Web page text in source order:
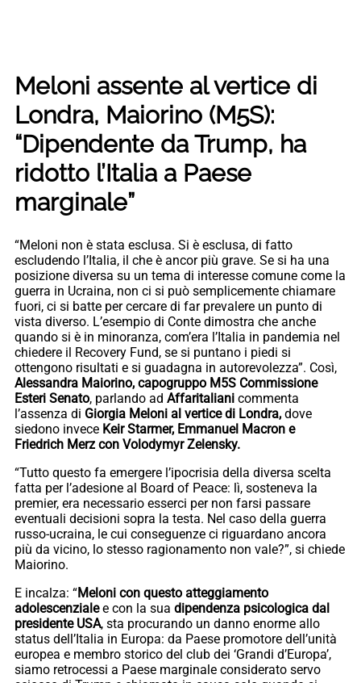
Meloni assente al vertice di
Londra, Maiorino (M5S):
“Dipendente da Trump, ha
ridotto l’Italia a Paese
marginale”
“Meloni non è stata esclusa. Si è esclusa, di fatto
escludendo l’Italia, il che è ancor più grave. Se si ha una
posizione diversa su un tema di interesse comune come la
guerra in Ucraina, non ci si può semplicemente chiamare
fuori, ci si batte per cercare di far prevalere un punto di
vista diverso. L’esempio di Conte dimostra che anche
quando si è in minoranza, com’era l’Italia in pandemia nel
chiedere il Recovery Fund, se si puntano i piedi si
ottengono risultati e si guadagna in autorevolezza”. Così,
Alessandra Maiorino, capogruppo M5S Commissione
Esteri Senato, parlando ad Affaritaliani commenta
l’assenza di Giorgia Meloni al vertice di Londra, dove
siedono invece Keir Starmer, Emmanuel Macron e
Friedrich Merz con Volodymyr Zelensky.
“Tutto questo fa emergere l’ipocrisia della diversa scelta
fatta per l’adesione al Board of Peace: lì, sosteneva la
premier, era necessario esserci per non farsi passare
eventuali decisioni sopra la testa. Nel caso della guerra
russo-ucraina, le cui conseguenze ci riguardano ancora
più da vicino, lo stesso ragionamento non vale?”, si chiede
Maiorino.
E incalza: “Meloni con questo atteggiamento
adolescenzialee con la sua dipendenza psicologica dal
presidente USA, sta procurando un danno enorme allo
status dell’Italia in Europa: da Paese promotore dell’unità
europea e membro storico del club dei ‘Grandi d’Europa’,
siamo retrocessi a Paese marginale considerato servo